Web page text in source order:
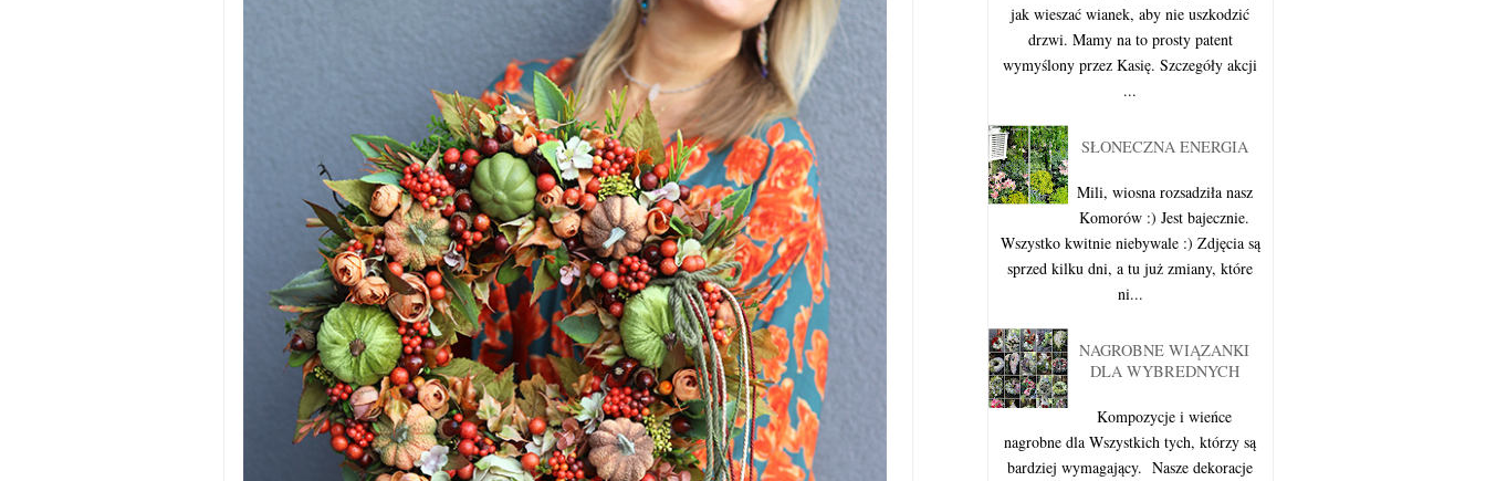
jak wieszać wianek, aby nie uszkodzić
drzwi. Mamy na to prosty patent
wymyślony przez Kasię. Szczegóły akcji
...
SŁONECZNA ENERGIA
Mili, wiosna rozsadziła nasz
Komorów :) Jest bajecznie.
Wszystko kwitnie niebywale :) Zdjęcia są
sprzed kilku dni, a tu już zmiany, które
ni...
NAGROBNE WIĄZANKI
DLA WYBREDNYCH
Kompozycje i wieńce
nagrobne dla Wszystkich tych, którzy są
bardziej wymagający. Nasze dekoracje